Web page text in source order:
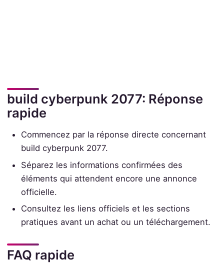
build cyberpunk 2077: Réponse
rapide
Commencez par la réponse directe concernant
build cyberpunk 2077.
Séparez les informations confirmées des
éléments qui attendent encore une annonce
officielle.
Consultez les liens officiels et les sections
pratiques avant un achat ou un téléchargement.
FAQ rapide